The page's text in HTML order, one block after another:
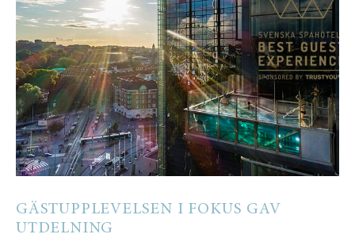
GÄSTUPPLEVELSEN I FOKUS GAV
UTDELNING